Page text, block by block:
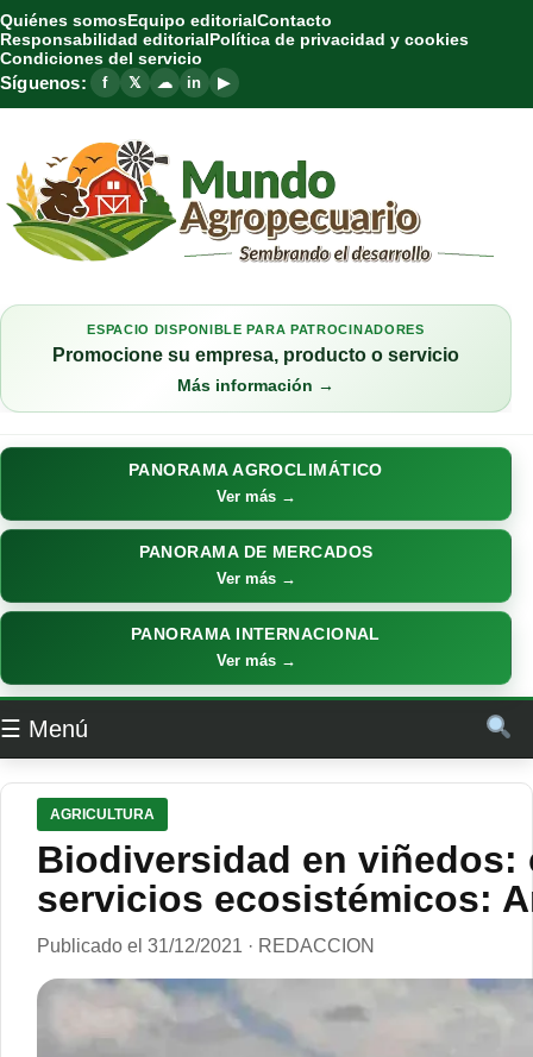
Quiénes somosEquipo editorialContacto
Responsabilidad editorialPolítica de privacidad y cookies
Condiciones del servicio
Síguenos: f 𝕏 ☁ in ▶
ESPACIO DISPONIBLE PARA PATROCINADORES
Promocione su empresa, producto o servicio
Más información →
PANORAMA AGROCLIMÁTICO
Ver más →
PANORAMA DE MERCADOS
Ver más →
PANORAMA INTERNACIONAL
Ver más →
☰ Menú
AGRICULTURA
Biodiversidad en viñedos:
servicios ecosistémicos:
Publicado el 31/12/2021 · REDACCION